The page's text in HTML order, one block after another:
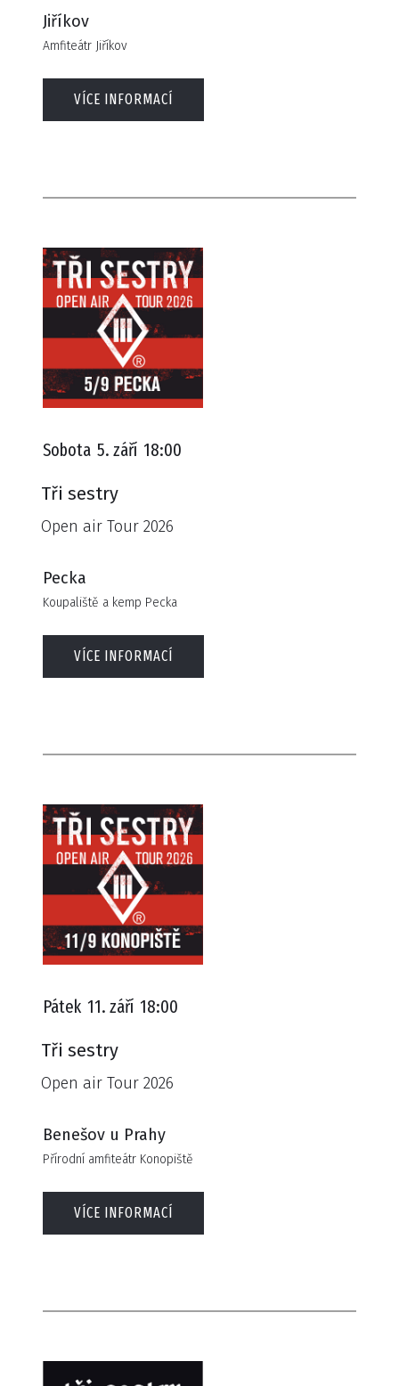
Jiříkov
Amfiteátr Jiříkov
VÍCE INFORMACÍ
Sobota 5. září 18:00
Tři sestry
Open air Tour 2026
Pecka
Koupaliště a kemp Pecka
VÍCE INFORMACÍ
Pátek 11. září 18:00
Tři sestry
Open air Tour 2026
Benešov u Prahy
Přírodní amfiteátr Konopiště
VÍCE INFORMACÍ